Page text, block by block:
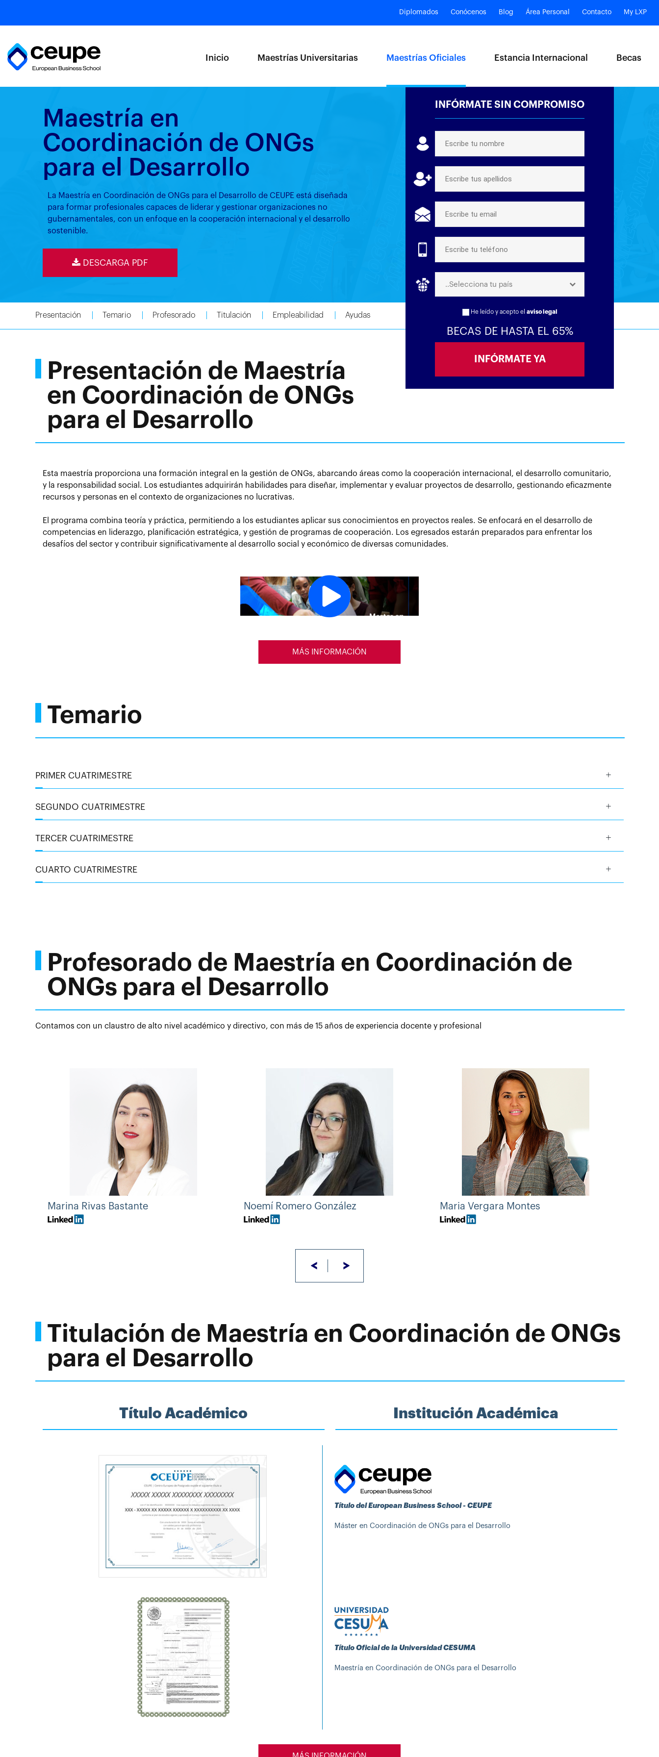
Diplomados Conócenos Blog Área Personal Contacto My LXP
Inicio Maestrías Universitarias Maestrías Oficiales Estancia Internacional Becas
Maestría en
Coordinación de ONGs
para el Desarrollo
La Maestría en Coordinación de ONGs para el Desarrollo de CEUPE está diseñada
para formar profesionales capaces de liderar y gestionar organizaciones no
gubernamentales, con un enfoque en la cooperación internacional y el desarrollo
sostenible.
DESCARGA PDF
INFÓRMATE SIN COMPROMISO
..Selecciona tu país
He leído y acepto el aviso legal
BECAS DE HASTA EL 65%
Presentación Temario Profesorado Titulación Empleabilidad Ayudas
Presentación de Maestría
en Coordinación de ONGs
para el Desarrollo
Esta maestría proporciona una formación integral en la gestión de ONGs, abarcando áreas como la cooperación internacional, el desarrollo comunitario,
y la responsabilidad social. Los estudiantes adquirirán habilidades para diseñar, implementar y evaluar proyectos de desarrollo, gestionando eficazmente
recursos y personas en el contexto de organizaciones no lucrativas.
El programa combina teoría y práctica, permitiendo a los estudiantes aplicar sus conocimientos en proyectos reales. Se enfocará en el desarrollo de
competencias en liderazgo, planificación estratégica, y gestión de programas de cooperación. Los egresados estarán preparados para enfrentar los
desafíos del sector y contribuir significativamente al desarrollo social y económico de diversas comunidades.
MÁS INFORMACIÓN
Temario
PRIMER CUATRIMESTRE
SEGUNDO CUATRIMESTRE
TERCER CUATRIMESTRE
CUARTO CUATRIMESTRE
Profesorado de Maestría en Coordinación de
ONGs para el Desarrollo
Contamos con un claustro de alto nivel académico y directivo, con más de 15 años de experiencia docente y profesional
Marina Rivas Bastante Noemí Romero González Maria Vergara Montes
< >
Titulación de Maestría en Coordinación de ONGs
para el Desarrollo
Título Académico Institución Académica
Título del European Business School - CEUPE
Máster en Coordinación de ONGs para el Desarrollo
Título Oficial de la Universidad CESUMA
Maestría en Coordinación de ONGs para el Desarrollo